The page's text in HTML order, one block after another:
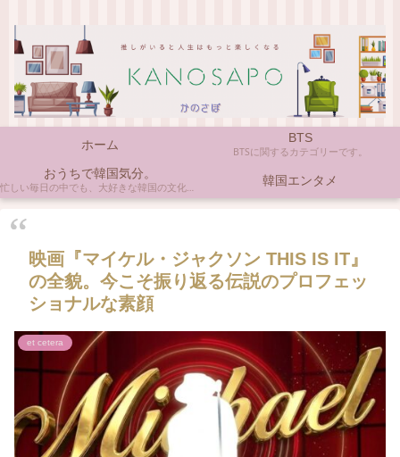
ホーム BTS
BTSに関するカテゴリーです。
おうちで韓国気分。
忙しい毎日の中でも、大好きな韓国の文化やアイテムに触れると心がほっとしますよね。ここでは、自宅で手軽に楽しめる韓国の美味しいもの、お気に入りのコスメ、そして推し活の楽しみ方など、「おうちにいながら韓国気分」に触れられるヒントを私らしくお届けします。 韓国エンタメ
映画『マイケル・ジャクソン THIS IS IT』
の全貌。今こそ振り返る伝説のプロフェッ
ショナルな素顔
et cetera